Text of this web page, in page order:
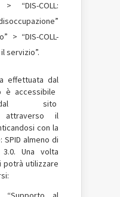
“DIS-COLL:
> “DIS-COLL-
servizio”.
effettuata dal
è accessibile
dal sito
attraverso il
con la
almeno di
Una volta
potrà utilizzare